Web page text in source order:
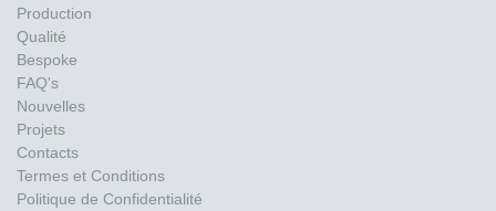
Production
Qualité
Bespoke
FAQ's
Nouvelles
Projets
Contacts
Termes et Conditions
Politique de Confidentialité